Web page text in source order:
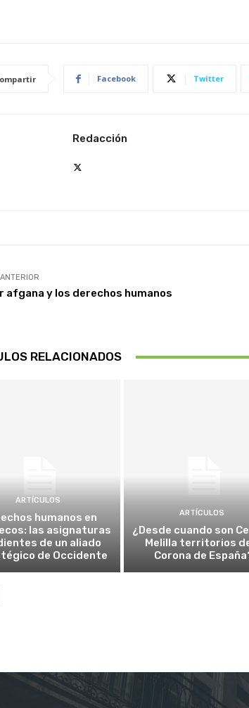
Facebook Twitter
Redacción
afgana y los derechos humanos
RELACIONADOS
ARTÍCULOS
humanos en
las asignaturas
de un aliado
de Occidente
ARTÍCULOS
¿Desde cuando son
Melilla territorios
Corona de